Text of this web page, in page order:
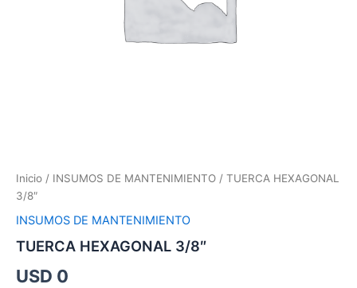
Inicio / INSUMOS DE MANTENIMIENTO / TUERCA HEXAGONAL
3/8″
INSUMOS DE MANTENIMIENTO
TUERCA HEXAGONAL 3/8″
USD 0